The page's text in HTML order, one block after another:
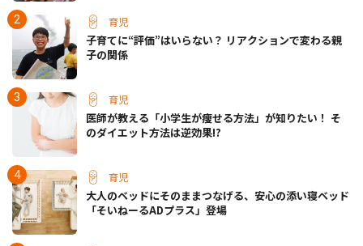
育児
子育てに“評価”はいらない？ リアクションで変わる親
子の関係
育児
医師が教える「小学生が痩せる方法」が知りたい！ そ
のダイエット方法は逆効果!?
育児
大人のベッドにそのままつなげる、安心の添い寝ベッド
「そいねーるADプラス」登場